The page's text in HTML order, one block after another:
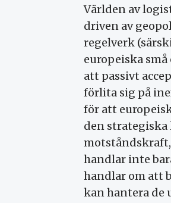
Världen av
driven av
regelverk
europeiska
att passivt
förlita sig på
för att
den
handlar inte
handlar om att
kan hantera de